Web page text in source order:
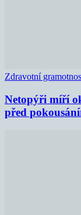
Zdravotní
Netopýři míří
před